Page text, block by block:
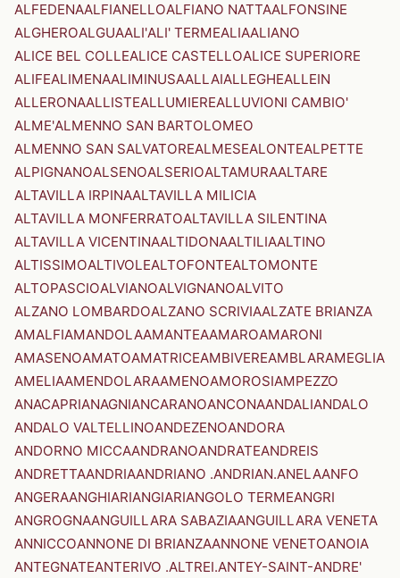
ALFEDENAALFIANELLOALFIANO NATTAALFONSINE
ALGHEROALGUAALI'ALI' TERMEALIAALIANO
ALICE BEL COLLEALICE CASTELLOALICE SUPERIORE
ALIFEALIMENAALIMINUSAALLAIALLEGHEALLEIN
ALLERONAALLISTEALLUMIEREALLUVIONI CAMBIO'
ALME'ALMENNO SAN BARTOLOMEO
ALMENNO SAN SALVATOREALMESEALONTEALPETTE
ALPIGNANOALSENOALSERIOALTAMURAALTARE
ALTAVILLA IRPINAALTAVILLA MILICIA
ALTAVILLA MONFERRATOALTAVILLA SILENTINA
ALTAVILLA VICENTINAALTIDONAALTILIAALTINO
ALTISSIMOALTIVOLEALTOFONTEALTOMONTE
ALTOPASCIOALVIANOALVIGNANOALVITO
ALZANO LOMBARDOALZANO SCRIVIAALZATE BRIANZA
AMALFIAMANDOLAAMANTEAAMAROAMARONI
AMASENOAMATOAMATRICEAMBIVEREAMBLARAMEGLIA
AMELIAAMENDOLARAAMENOAMOROSIAMPEZZO
ANACAPRIANAGNIANCARANOANCONAANDALIANDALO
ANDALO VALTELLINOANDEZENOANDORA
ANDORNO MICCAANDRANOANDRATEANDREIS
ANDRETTAANDRIAANDRIANO .ANDRIAN.ANELAANFO
ANGERAANGHIARIANGIARIANGOLO TERMEANGRI
ANGROGNAANGUILLARA SABAZIAANGUILLARA VENETA
ANNICCOANNONE DI BRIANZAANNONE VENETOANOIA
ANTEGNATEANTERIVO .ALTREI.ANTEY-SAINT-ANDRE'